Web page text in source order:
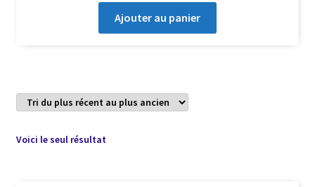
Ajouter au panier
Voici le seul résultat